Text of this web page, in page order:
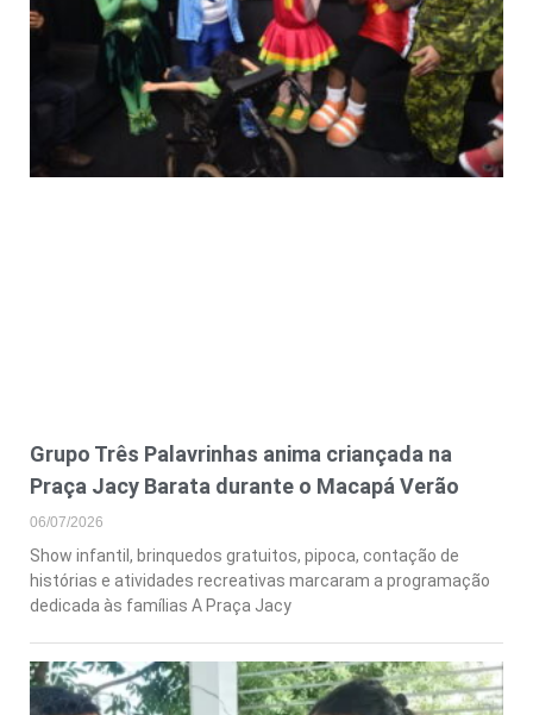
Grupo Três Palavrinhas anima criançada na
Praça Jacy Barata durante o Macapá Verão
06/07/2026
Show infantil, brinquedos gratuitos, pipoca, contação de
histórias e atividades recreativas marcaram a programação
dedicada às famílias A Praça Jacy